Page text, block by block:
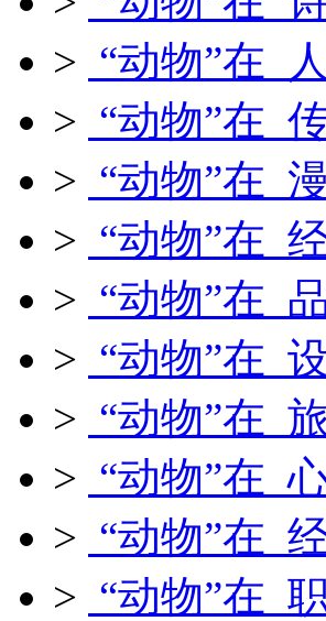
> “动物”在
> “动物”在
> “动物”在
> “动物”在
> “动物”在
> “动物”在
> “动物”在
> “动物”在
> “动物”在
> “动物”在